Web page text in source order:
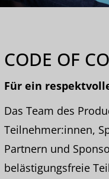
CODE OF
Für ein
Das Team des
Teilnehmer:innen,
Partnern und
belästigungsfreie